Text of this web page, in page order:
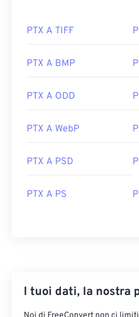
Come aprire un
I migliori programmi per
Provate prima
ACDSee
PDF, utilizzare
PTX in PDF
Sviluppato da:
Ricoh
PTX A TIFF
PTX A BMP
PTX A ODD
PTX A WebP
PTX A PSD
PTX A PS
I tuoi dati, la nostra